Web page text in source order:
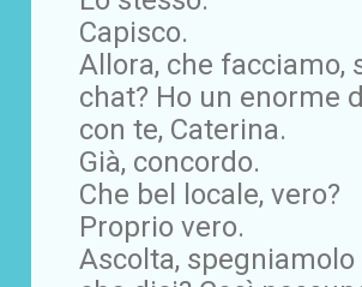
Capisco.
Allora, che facciamo,
chat? Ho un enorme
con te, Caterina.
Già, concordo.
Che bel locale, vero?
Proprio vero.
Ascolta,